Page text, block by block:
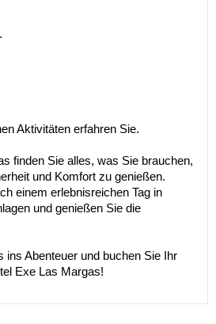
Aktivitäten erfahren Sie.
finden Sie alles, was Sie brauchen,
und Komfort zu genießen.
einem erlebnisreichen Tag in
und genießen Sie die
ins Abenteuer und buchen Sie Ihr
Exe Las Margas!